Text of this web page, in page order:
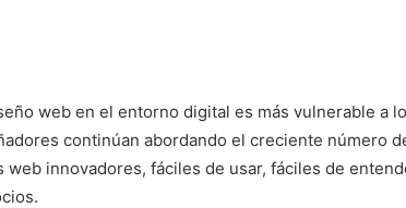
web en el entorno digital es más vulnerable a
continúan abordando el creciente número
web innovadores, fáciles de usar, fáciles de